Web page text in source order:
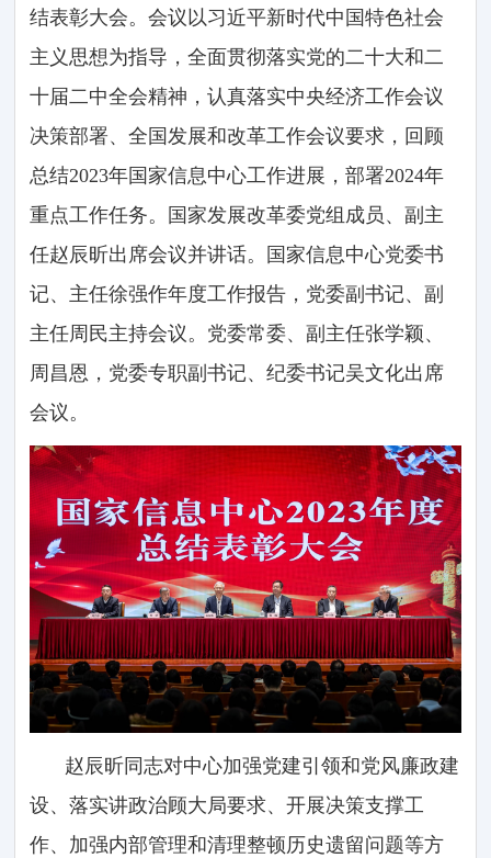
结表彰大会。会议以习近平新时代中国特色社会
主义思想为指导，全面贯彻落实党的二十大和二
十届二中全会精神，认真落实中央经济工作会议
决策部署、全国发展和改革工作会议要求，回顾
总结2023年国家信息中心工作进展，部署2024年
重点工作任务。国家发展改革委党组成员、副主
任赵辰昕出席会议并讲话。国家信息中心党委书
记、主任徐强作年度工作报告，党委副书记、副
主任周民主持会议。党委常委、副主任张学颖、
周昌恩，党委专职副书记、纪委书记吴文化出席
会议。
赵辰昕同志对中心加强党建引领和党风廉政建
设、落实讲政治顾大局要求、开展决策支撑工
作、加强内部管理和清理整顿历史遗留问题等方